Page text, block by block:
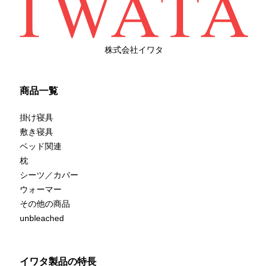
イワタについて
イワタ羽毛研究所
寝ごこち科学研究所
会社情報
人材採用情報
English Website
IWATA 京都本店
IWATAリーガロイヤルホテル大阪店
IWATA 日本橋店
IWATA商品お取り扱い店
English shop Guide
法人のお客様へ
ショップ運営の方へ
ホテル・宿泊業の方へ
建築家・インテリアコーディネーターの方へ
株式会社イワタ
商品一覧
掛け寝具
敷き寝具
ベッド関連
枕
シーツ／カバー
ウォーマー
その他の商品
unbleached
イワタ製品の特長